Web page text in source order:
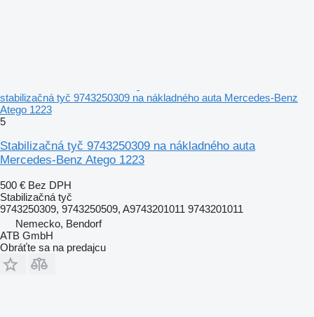
stabilizačná tyč 9743250309 na nákladného auta Mercedes-Benz
Atego 1223
5
Stabilizačná tyč 9743250309 na nákladného auta
Mercedes-Benz Atego 1223
500 € Bez DPH
Stabilizačná tyč
9743250309, 9743250509, A9743201011 9743201011
Nemecko, Bendorf
ATB GmbH
Obráťte sa na predajcu